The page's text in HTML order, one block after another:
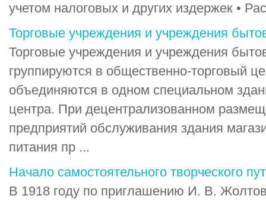
учетом налоговых и других издержек •
Торговые учреждения и учреждения
Торговые учреждения и учреждения
группируются в общественно-торговый
объединяются в одном специальном
центра. При децентрализованном
предприятий обслуживания здания
питания пр ...
Начало самостоятельного творческого
В 1918 году по приглашению И. В.